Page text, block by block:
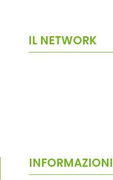
IL NETWORK
INFORMAZIONI